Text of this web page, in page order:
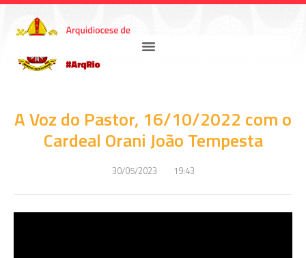
A Voz do Pastor, 16/10/2022 com o
Cardeal Orani João Tempesta
30/05/2023 19:43